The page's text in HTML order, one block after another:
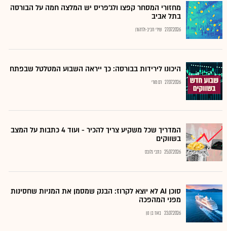
מחזורי המסחר קפצו ולג'פריס יש המלצה חמה על הבורסה
בתל אביב
27.07.2026 שירי חביב-ולדהורן
היכונו לירידות בבורסה: כך ייראה השבוע המטלטל שבפתח
27.07.2026 רם מורי
המדריך שכל משקיע צריך להכיר - ועוד 4 כתבות על המצב
בשווקים
25.07.2026 כתבי גלובס
סוכן AI לא יוצא לקרוז: הבנק שמסמן את המניות שחסינות
מפני המהפכה
23.07.2026 בועז בן נון